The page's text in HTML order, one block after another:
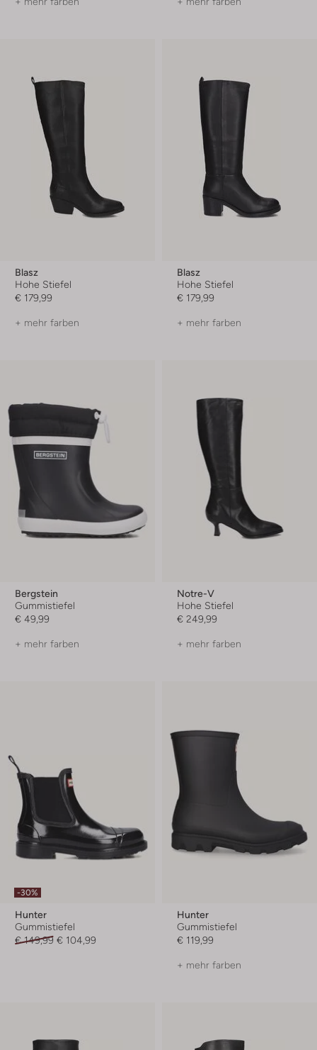
Blasz
Hohe Stiefel
€ 179,99
+ mehr farben
Blasz
Hohe Stiefel
€ 179,99
+ mehr farben
Bergstein
Gummistiefel
€ 49,99
+ mehr farben
Notre-V
Hohe Stiefel
€ 249,99
+ mehr farben
-30%
Hunter
Gummistiefel
€ 149,99 € 104,99
Hunter
Gummistiefel
€ 119,99
+ mehr farben